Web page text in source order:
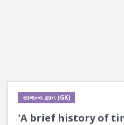
સામાન્ય જ્ઞાન (GK)
'A brief history of